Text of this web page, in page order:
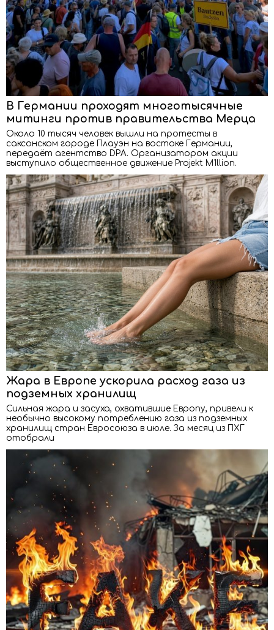
В Германии проходят многотысячные
митинги против правительства Мерца
Около 10 тысяч человек вышли на протесты в
саксонском городе Плауэн на востоке Германии,
передаёт агентство DPA. Организатором акции
выступило общественное движение Projekt M1llion.
Жара в Европе ускорила расход газа из
подземных хранилищ
Сильная жара и засуха, охватившие Европу, привели к
необычно высокому потреблению газа из подземных
хранилищ стран Евросоюза в июле. За месяц из ПХГ
отобрали